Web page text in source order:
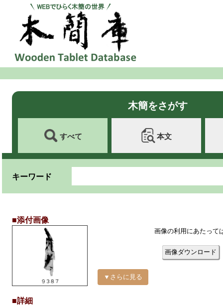
木簡をさがす
すべて 本文
キーワード
■添付画像
▼さらに見る
画像の利用にあたって
画像ダウンロード
■詳細